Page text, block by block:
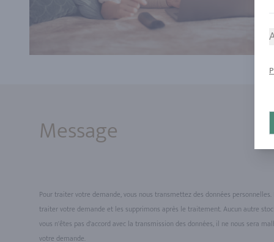
Message
Pour traiter votre demande, vous nous transmettez des données
traiter votre demande et les supprimons après le traitement. Aucun autre
vous n'êtes pas d'accord avec la transmission des données, il ne nous sera
votre demande.